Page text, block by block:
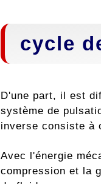
cycle
D'une part, il est
système de
inverse consiste à
Avec l'énergie
compression et la